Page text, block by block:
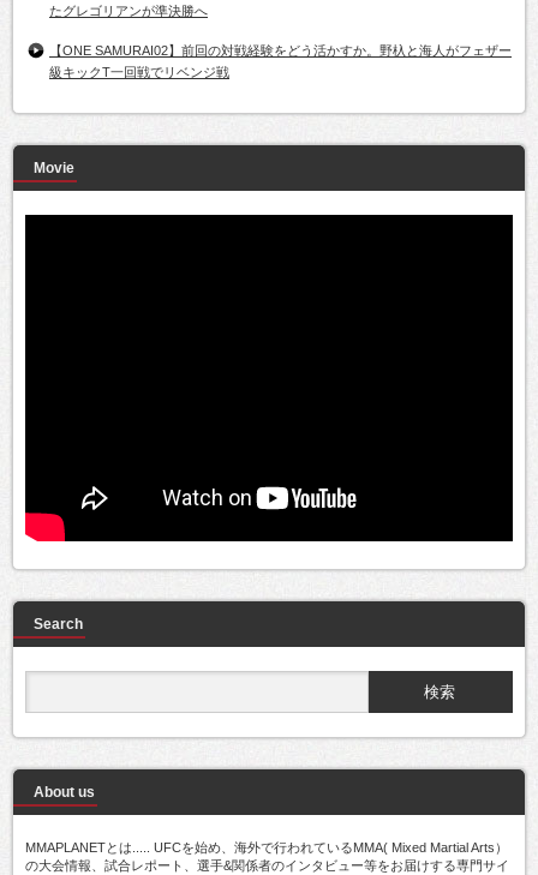
たグレゴリアンが準決勝へ
【ONE SAMURAI02】前回の対戦経験をどう活かすか。野杁と海人がフェザー
級キックT一回戦でリベンジ戦
Movie
Search
About us
MMAPLANETとは..... UFCを始め、海外で行われているMMA( Mixed Martial Arts）
の大会情報、試合レポート、選手&関係者のインタビュー等をお届けする専門サイ